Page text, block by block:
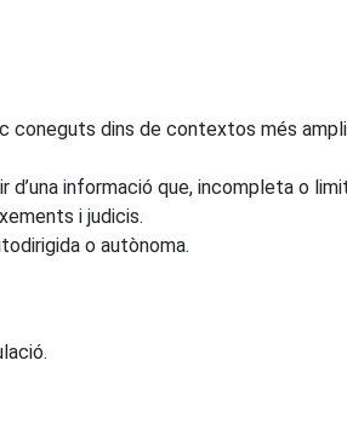
coneguts dins de contextos més
informació que, incompleta o
i judicis.
o autònoma.